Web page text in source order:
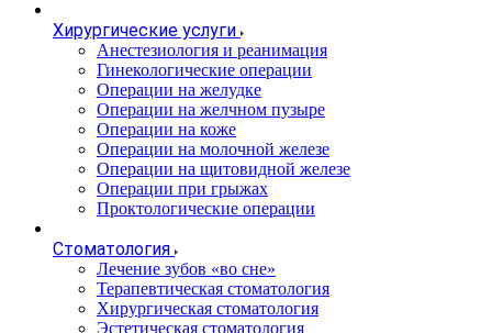
Хирургические услуги
Анестезиология и реанимация
Гинекологические операции
Операции на желудке
Операции на желчном пузыре
Операции на коже
Операции на молочной железе
Операции на щитовидной железе
Операции при грыжах
Проктологические операции
Стоматология
Лечение зубов «во сне»
Терапевтическая стоматология
Хирургическая стоматология
Эстетическая стоматология